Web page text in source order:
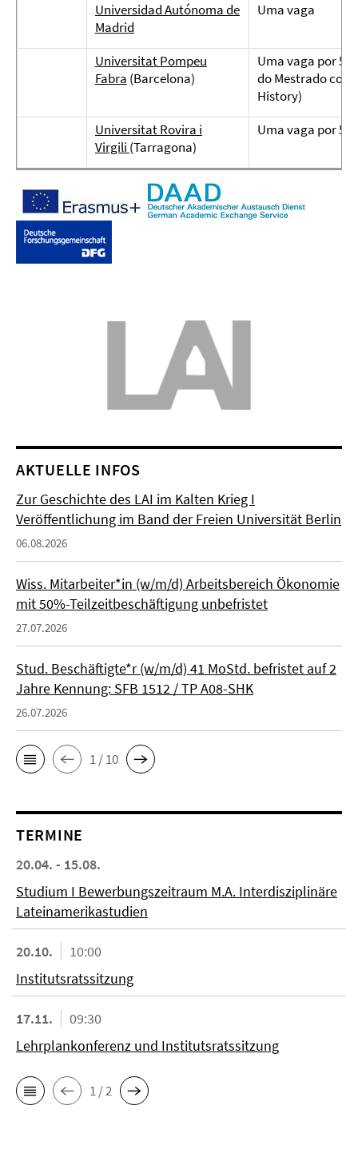
Universidad Autónoma de
Madrid
Uma vaga
Universitat Pompeu
Fabra (Barcelona)
Uma vaga por 5
do Mestrado com
History)
Universitat Rovira i
Virgili (Tarragona)
Uma vaga por 5
AKTUELLE INFOS
Zur Geschichte des LAI im Kalten Krieg I
Veröffentlichung im Band der Freien Universität Berlin
06.08.2026
Wiss. Mitarbeiter*in (w/m/d) Arbeitsbereich Ökonomie
mit 50%-Teilzeitbeschäftigung unbefristet
27.07.2026
Stud. Beschäftigte*r (w/m/d) 41 MoStd. befristet auf 2
Jahre Kennung: SFB 1512 / TP A08-SHK
26.07.2026
1 / 10
TERMINE
20.04. - 15.08.
Studium I Bewerbungszeitraum M.A. Interdisziplinäre
Lateinamerikastudien
20.10.
10:00
Institutsratssitzung
17.11.
09:30
Lehrplankonferenz und Institutsratssitzung
1 / 2